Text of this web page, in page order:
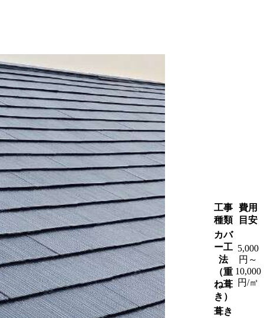
工事
種類
費用
目安
カバ
ー工
法
（重
ね葺
き）
5,000
円～
10,000
円/㎡
葺き